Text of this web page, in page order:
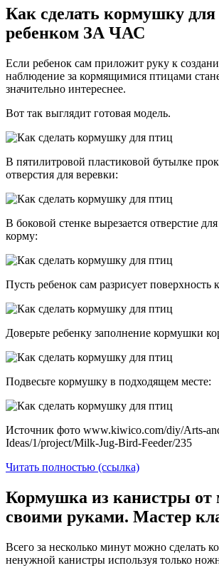
Как сделать кормушку для
ребенком ЗА ЧАС
Если ребенок сам приложит руку к
наблюдение за кормящимися птицами
значительно интереснее.
Вот так выглядит готовая модель.
В пятилитровой пластиковой бутылке
отверстия для веревки:
В боковой стенке вырезается отверстие
корму:
Пусть ребенок сам разрисует поверхность
Доверьте ребенку заполнение кормушки
Подвесьте кормушку в подходящем месте:
Источник фото www.kiwico.com/diy/Arts-
Ideas/1/project/Milk-Jug-Bird-Feeder/235
Читать полностью (ссылка)
Кормушка из канистры от
своими руками. Мастер
Всего за несколько минут можно сделать
ненужной канистры используя только